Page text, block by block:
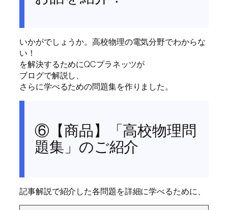
いかがでしょうか。高校物理の電気分野でわからな
い！
を解決するためにQCプラネッツが
ブログで解説し、
さらに学べるための問題集を作りました。
⑥【商品】「高校物理問
題集」のご紹介
記事解説で紹介した各問題を詳細に学べるために、